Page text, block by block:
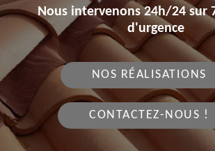
Nous intervenons 24h/24 sur
d'urgence
NOS RÉALISATIONS
CONTACTEZ-NOUS !